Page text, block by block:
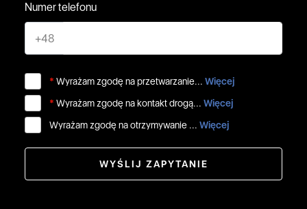
Numer telefonu
+48
* Wyrażam zgodę na przetwarzanie... Więcej
* Wyrażam zgodę na kontakt drogą... Więcej
Wyrażam zgodę na otrzymywanie ... Więcej
WYŚLIJ ZAPYTANIE